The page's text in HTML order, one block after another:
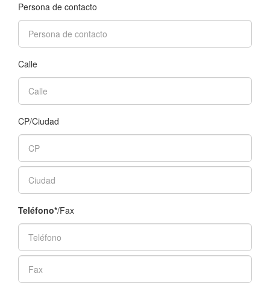
Persona de contacto
Calle
CP/Ciudad
Teléfono*/Fax